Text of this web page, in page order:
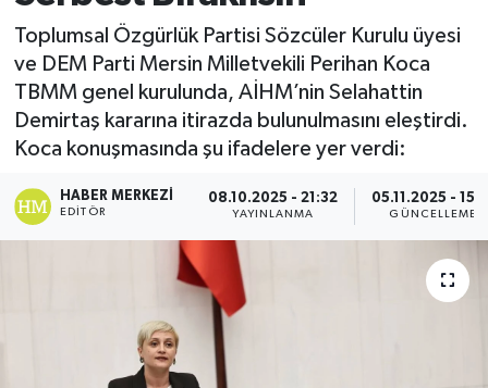
Toplumsal Özgürlük Partisi Sözcüler Kurulu üyesi
ve DEM Parti Mersin Milletvekili Perihan Koca
TBMM genel kurulunda, AİHM’nin Selahattin
Demirtaş kararına itirazda bulunulmasını eleştirdi.
Koca konuşmasında şu ifadelere yer verdi:
HABER MERKEZI
EDITÖR
08.10.2025 - 21:32
YAYINLANMA
05.11.2025 -
GÜNCELLEME